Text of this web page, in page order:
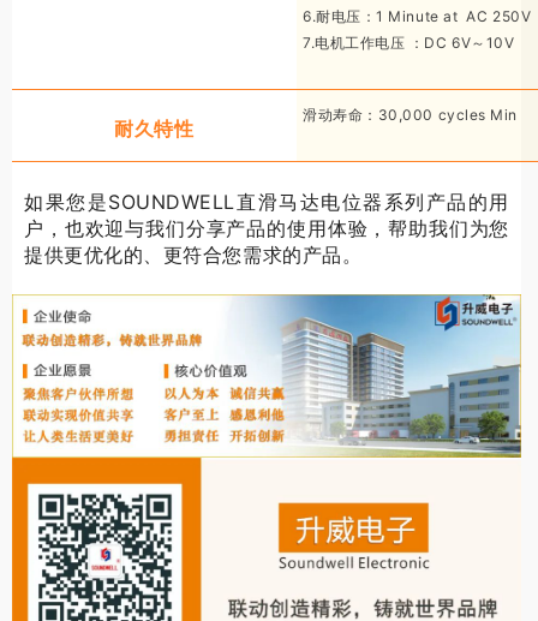
6.耐电压：1 Minute at AC 250V
7.电机工作电压 ：DC 6V～10V
耐久特性
滑动寿命：30,000 cycles Min
如果您是SOUNDWELL直滑马达电位器系列产品的用
户，也欢迎与我们分享产品的使用体验，帮助我们为您
提供更优化的、更符合您需求的产品。